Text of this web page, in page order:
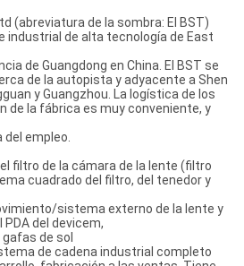
(abreviatura de la sombra: El BST)
industrial de alta tecnología de East
de Guangdong en China. El BST se
de la autopista y adyacente a Shen
y Guangzhou. La logística de los
de la fábrica es muy conveniente, y
empleo.
filtro de la cámara de la lente (filtro
cuadrado del filtro, del tenedor y
sistema externo de la lente y
del devicem,
de sol
de cadena industrial completo